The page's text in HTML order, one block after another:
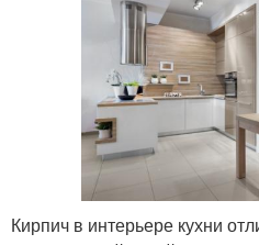
Кирпич в интерьере кухни